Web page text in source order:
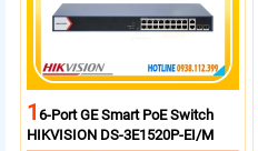
16-Port GE Smart PoE Switch
HIKVISION DS-3E1520P-EI/M